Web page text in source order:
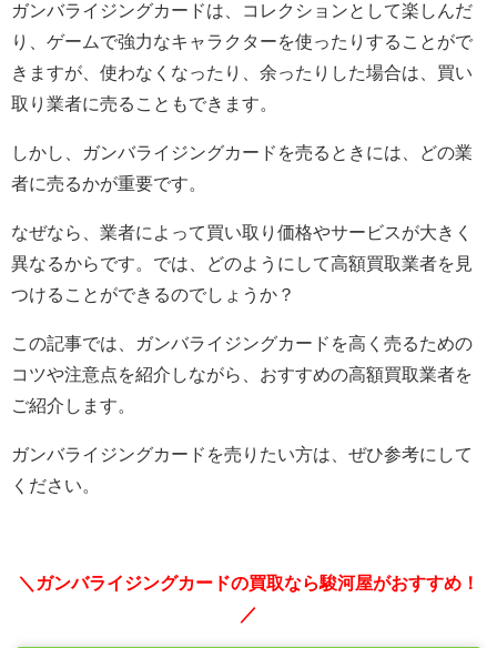
ガンバライジングカードは、コレクションとして楽しんだ
り、ゲームで強力なキャラクターを使ったりすることがで
きますが、使わなくなったり、余ったりした場合は、買い
取り業者に売ることもできます。
しかし、ガンバライジングカードを売るときには、どの業
者に売るかが重要です。
なぜなら、業者によって買い取り価格やサービスが大きく
異なるからです。では、どのようにして高額買取業者を見
つけることができるのでしょうか？
この記事では、ガンバライジングカードを高く売るための
コツや注意点を紹介しながら、おすすめの高額買取業者を
ご紹介します。
ガンバライジングカードを売りたい方は、ぜひ参考にして
ください。
＼ガンバライジングカードの買取なら駿河屋がおすすめ！
／